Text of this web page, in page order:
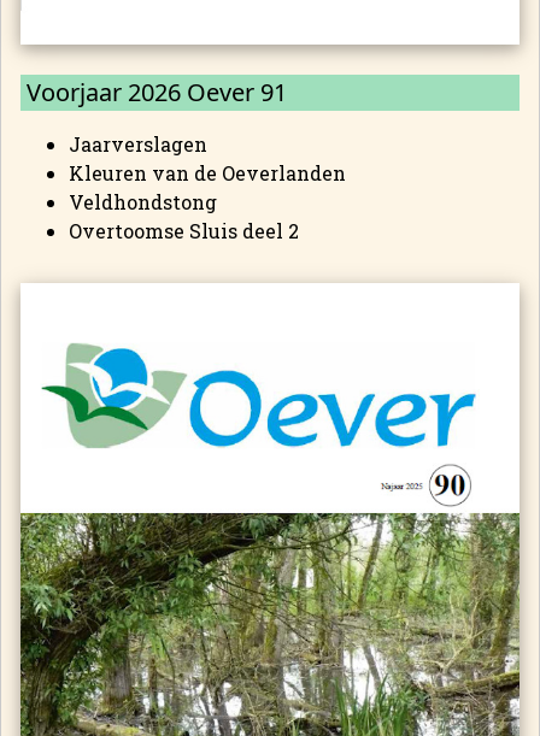
Voorjaar 2026 Oever 91
Jaarverslagen
Kleuren van de Oeverlanden
Veldhondstong
Overtoomse Sluis deel 2